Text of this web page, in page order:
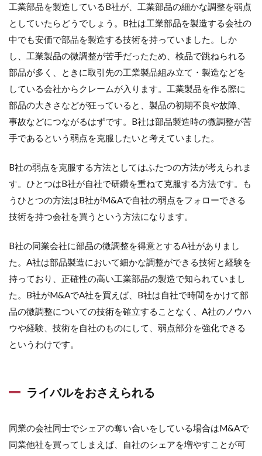
工業部品を製造しているB社が、工業部品の細かな調整を弱点
としていたらどうでしょう。B社は工業部品を製造する会社の
中でも安価で部品を製造する技術を持っていました。しか
し、工業製品の微調整が苦手だったため、検品で跳ねられる
部品が多く、ときに取引先の工業製品組み立て・製造などを
している会社からクレームが入ります。工業製品を作る際に
部品の大きさなどが狂っていると、製品の初期不良や故障、
事故などにつながるはずです。B社は部品製造時の微調整が苦
手であるという弱点を克服したいと考えていました。
B社の弱点を克服する方法としてはふたつの方法が考えられま
す。ひとつはB社が自社で研鑽を重ねて克服する方法です。も
うひとつの方法はB社がM&Aで自社の弱点をフォローできる
技術を持つ会社を買うという方法になります。
B社の同業会社に部品の微調整を得意とするA社がありまし
た。A社は部品製造において細かな調整ができる技術と経験を
持っており、正確性の高い工業部品の製造で知られていまし
た。B社がM&AでA社を買えば、B社は自社で時間をかけて部
品の微調整についての技術を確立することなく、A社のノウハ
ウや経験、技術を自社のものにして、弱点部分を強化できる
というわけです。
ライバルをおさえられる
同業の会社同士でシェアの奪い合いをしている場合はM&Aで
同業他社を買ってしまえば、自社のシェアを増やすことが可